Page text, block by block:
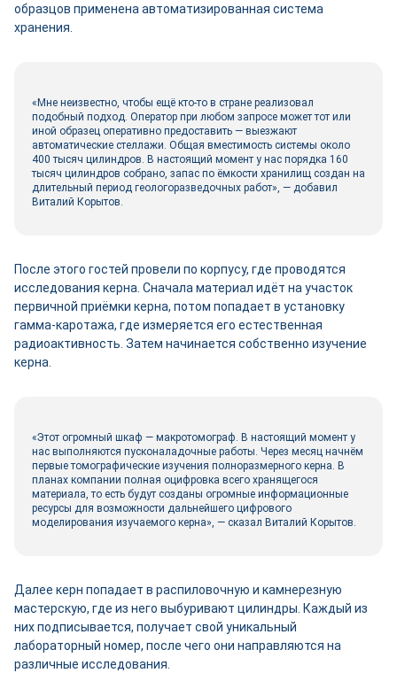
образцов применена автоматизированная система
хранения.
«Мне неизвестно, чтобы ещё кто-то в стране реализовал
подобный подход. Оператор при любом запросе может тот или
иной образец оперативно предоставить — выезжают
автоматические стеллажи. Общая вместимость системы около
400 тысяч цилиндров. В настоящий момент у нас порядка 160
тысяч цилиндров собрано, запас по ёмкости хранилищ создан на
длительный период геологоразведочных работ», — добавил
Виталий Корытов.
После этого гостей провели по корпусу, где проводятся
исследования керна. Сначала материал идёт на участок
первичной приёмки керна, потом попадает в установку
гамма-каротажа, где измеряется его естественная
радиоактивность. Затем начинается собственно изучение
керна.
«Этот огромный шкаф — макротомограф. В настоящий момент у
нас выполняются пусконаладочные работы. Через месяц начнём
первые томографические изучения полноразмерного керна. В
планах компании полная оцифровка всего хранящегося
материала, то есть будут созданы огромные информационные
ресурсы для возможности дальнейшего цифрового
моделирования изучаемого керна», — сказал Виталий Корытов.
Далее керн попадает в распиловочную и камнерезную
мастерскую, где из него выбуривают цилиндры. Каждый из
них подписывается, получает свой уникальный
лабораторный номер, после чего они направляются на
различные исследования.